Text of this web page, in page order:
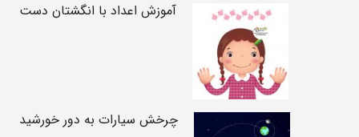
آموزش اعداد با انگشتان دست
چرخش سیارات به دور خورشید